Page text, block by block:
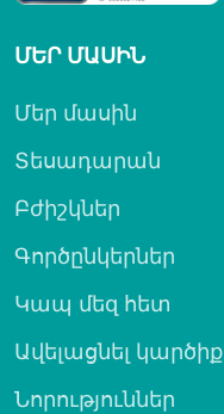
ՄԵՐ ՄԱՍԻՆ
Մեր մասին
Տեսադարան
Բժիշկներ
Գործընկերներ
Կապ մեզ հետ
Ավելացնել կարծիք
Նորություններ